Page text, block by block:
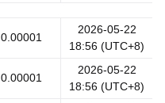
0.00001
2026-05-22
18:56 (UTC+8)
0.00001
2026-05-22
18:56 (UTC+8)